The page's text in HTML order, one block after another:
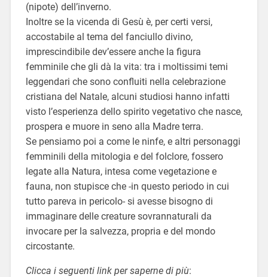
(nipote) dell’inverno.
Inoltre se la vicenda di Gesù è, per certi versi,
accostabile al tema del fanciullo divino,
imprescindibile dev’essere anche la figura
femminile che gli dà la vita: tra i moltissimi temi
leggendari che sono confluiti nella celebrazione
cristiana del Natale, alcuni studiosi hanno infatti
visto l’esperienza dello spirito vegetativo che nasce,
prospera e muore in seno alla Madre terra.
Se pensiamo poi a come le ninfe, e altri personaggi
femminili della mitologia e del folclore, fossero
legate alla Natura, intesa come vegetazione e
fauna, non stupisce che -in questo periodo in cui
tutto pareva in pericolo- si avesse bisogno di
immaginare delle creature sovrannaturali da
invocare per la salvezza, propria e del mondo
circostante.
Clicca i seguenti link per saperne di più: